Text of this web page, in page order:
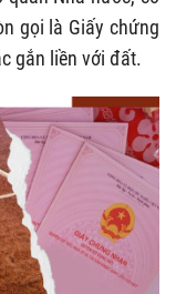
gọi là Giấy chứng
gắn liền với đất.